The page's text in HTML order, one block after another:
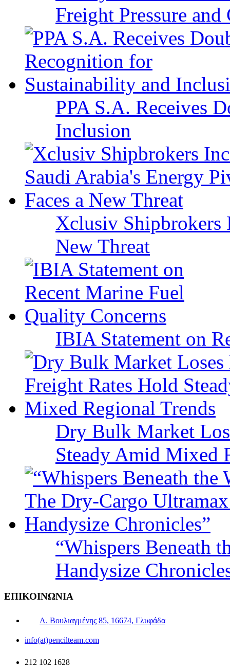
Freight Pressure
PPA S.A. Receives
Inclusion
Xclusiv Shipbrokers
New Threat
IBIA Statement on
Dry Bulk Market
Steady Amid Mixed
“Whispers Beneath
Handysize
ΕΠΙΚΟΙΝΩΝΙΑ
Λ. Βουλιαγμένης 85, 16674, Γλυφάδα
info(at)pencilteam.com
212 102 1628